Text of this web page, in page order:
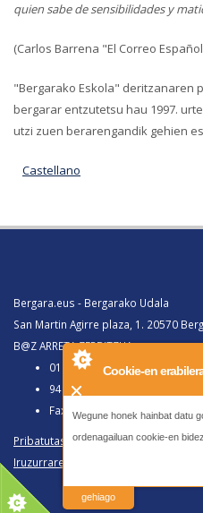
Cookie-en
Wegune honek hainbat datu
ordenagailuan cookie-en bidez.
gehiago
quien sabe de sensibilidades y
(Carlos Barrena "El Correo
"Bergarako Eskola" deritzanaren
bergarar entzutetsu hau 1997.
utzi zuen berarengandik gehien
Castellano
Bergara.eus - Bergarako Udala
San Martin Agirre plaza, 1. 20570
B@Z ARRETA ZERBITZUA:
010, Bergaratik deituz gero
943 77 91 00, Bergaraz
Faxa 943 77 91 63
Pribatutasun politika eta lege oharra
Iruzurraren Aurkako Politika